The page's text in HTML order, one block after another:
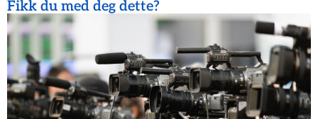
Fikk du med deg dette?